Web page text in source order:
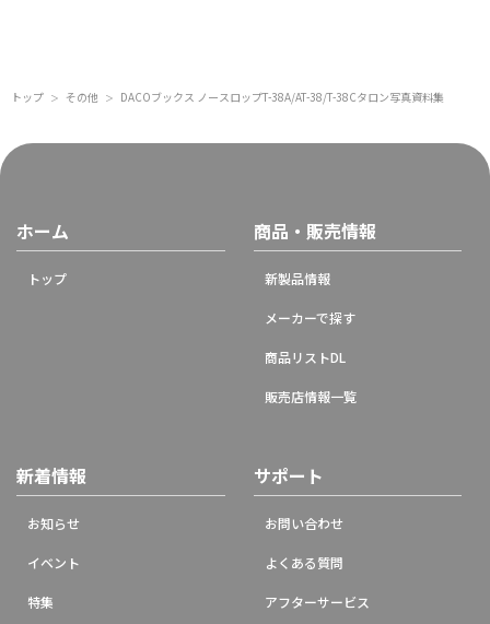
トップ ＞ その他 ＞ DACOブックス ノースロップT-38A/AT-38/T-38Cタロン写真資料集
ホーム
トップ
商品・販売情報
新製品情報
メーカーで探す
商品リストDL
販売店情報一覧
新着情報
お知らせ
イベント
特集
サポート
お問い合わせ
よくある質問
アフターサービス